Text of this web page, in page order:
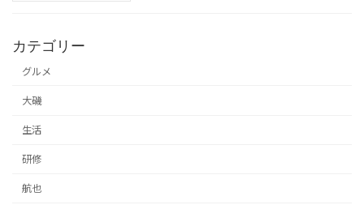
カテゴリー
グルメ
大磯
生活
研修
航也